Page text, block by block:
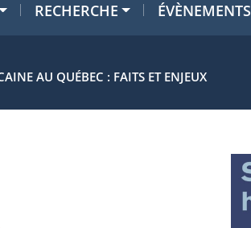
RECHERCHE ÉVÈNEMENTS
AU QUÉBEC : FAITS ET ENJEUX